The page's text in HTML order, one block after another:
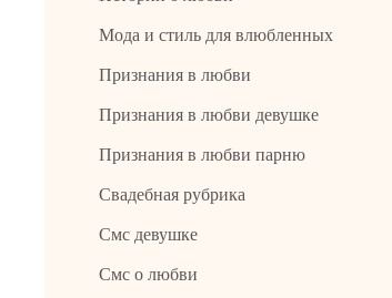
Мода и стиль для влюбленных
Признания в любви
Признания в любви девушке
Признания в любви парню
Свадебная рубрика
Смс девушке
Смс о любви